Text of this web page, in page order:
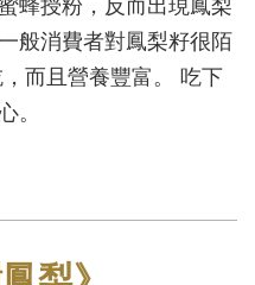
蜂授粉，反而出現鳳梨
般消費者對鳳梨籽很陌
而且營養豐富。 吃下
。